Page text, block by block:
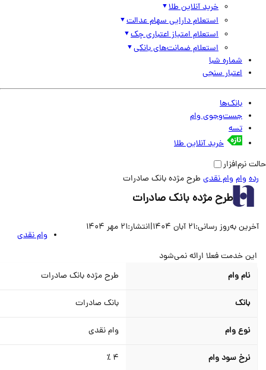
خرید آنلاین طلا
استعلام دارایی سهام عدالت
استعلام امتیاز اعتباری چک
استعلام ضمانت‌های بانکی
شماره شبا
اعتبار سنجی
بانک‌ها
جست‌وجوی وام
تسه
خرید آنلاین طلا
وام وام نقدیطرح مژده بانک صادرات
طرح مژده بانک صادرات
به‌روز رسانی:21 آبان 1404 |انتشار:21 مهر 1404
وام نقدی
خدمت فعلا ارائه نمی‌شود
نام وام
طرح مژده بانک صادرات
بانک بانک صادرات
نوع وام وام نقدی
نرخ سود وام